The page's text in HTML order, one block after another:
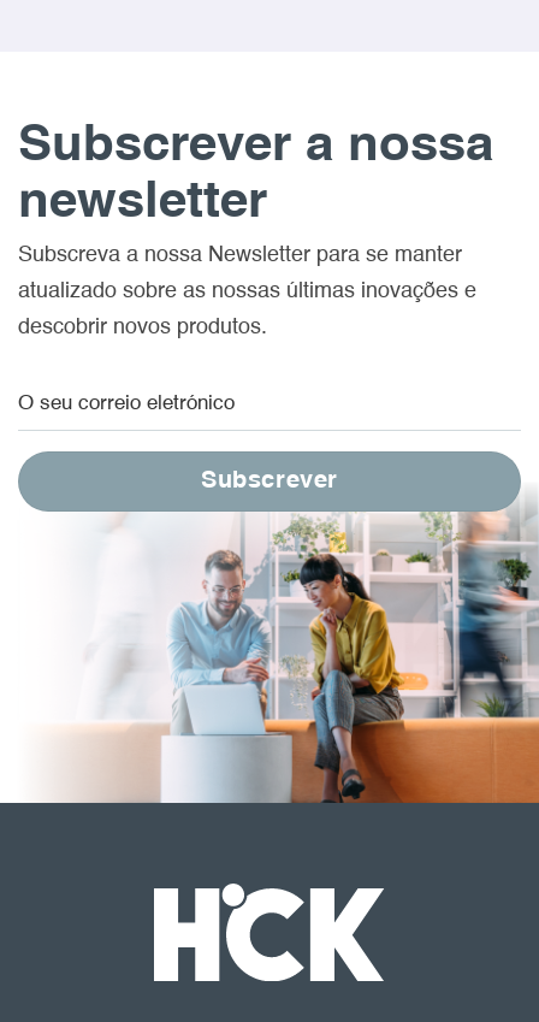
Subscrever a nossa
newsletter
Subscreva a nossa Newsletter para se manter
atualizado sobre as nossas últimas inovações e
descobrir novos produtos.